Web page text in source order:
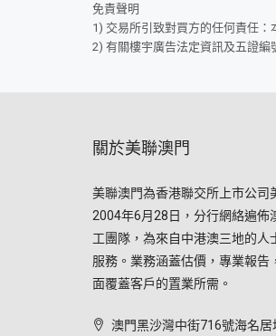
免責聲明
1) 交易所引致對買方的任何責任
2) 有關樓宇廣告法定資訊及五證編
關於美聯澳門
美聯澳門為香港聯交所上市公
2004年6月28日，分行網絡遍佈
工團隊，為來自中港澳三地的
服務。業務涵蓋估價，專業報
面覆蓋客戶的置業所需。
澳門黑沙灣中街716號海名居